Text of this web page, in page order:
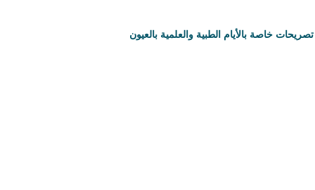
تصريحات خاصة بالأيام الطبية والعلمية بالعيون